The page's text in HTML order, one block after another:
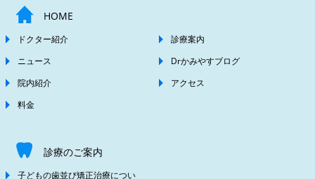
HOME
ドクター紹介
診療案内
ニュース
Drかみやすブログ
院内紹介
アクセス
料金
診療のご案内
子どもの歯並び矯正治療につい